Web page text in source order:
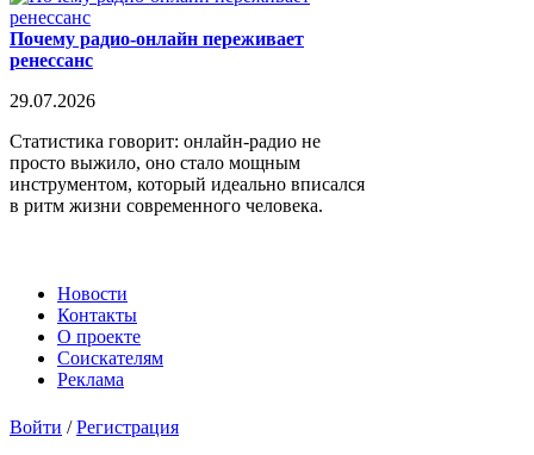
Почему радио-онлайн переживает
ренессанс
29.07.2026
Статистика говорит: онлайн-радио не
просто выжило, оно стало мощным
инструментом, который идеально вписался
в ритм жизни современного человека.
Новости
Контакты
О проекте
Соискателям
Реклама
Войти /Регистрация